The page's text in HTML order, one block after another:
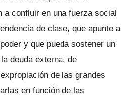
a confluir en una fuerza social
de clase, que apunte a
y que pueda sostener un
deuda externa, de
de las grandes
en función de las